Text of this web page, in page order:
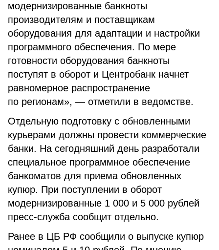
модернизированные банкноты
производителям и поставщикам
оборудования для адаптации и настройки
программного обеспечения. По мере
готовности оборудования банкноты
поступят в оборот и Центробанк начнет
равномерное распространение
по регионам», — отметили в ведомстве.
Отдельную подготовку с обновленными
курьерами должны провести коммерческие
банки. На сегодняшний день разработали
специальное программное обеспечение
банкоматов для приема обновленных
купюр. При поступлении в оборот
модернизированные 1 000 и 5 000 рублей
пресс-служба сообщит отдельно.
Ранее в ЦБ РФ сообщили о выпуске купюр